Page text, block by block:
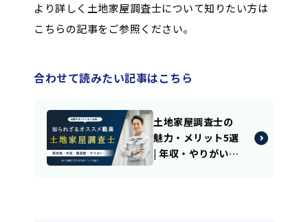
より詳しく土地家屋調査士について知りたい方は
こちらの記事をご参照ください。
合わせて読みたい記事はこちら
土地家屋調査士の
魅力・メリット5選
| 年収・やりがい・